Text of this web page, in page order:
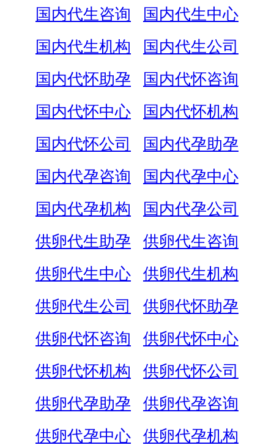
国内代生咨询
国内代生中心
国内代生机构
国内代生公司
国内代怀助孕
国内代怀咨询
国内代怀中心
国内代怀机构
国内代怀公司
国内代孕助孕
国内代孕咨询
国内代孕中心
国内代孕机构
国内代孕公司
供卵代生助孕
供卵代生咨询
供卵代生中心
供卵代生机构
供卵代生公司
供卵代怀助孕
供卵代怀咨询
供卵代怀中心
供卵代怀机构
供卵代怀公司
供卵代孕助孕
供卵代孕咨询
供卵代孕中心
供卵代孕机构